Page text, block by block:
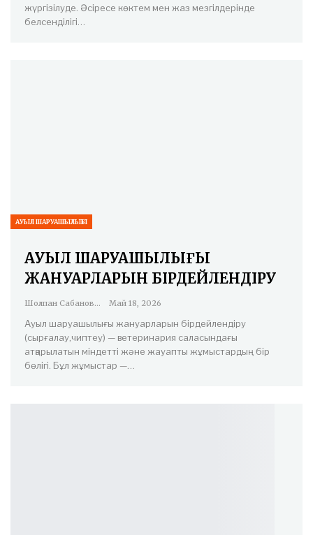
жүргізілуде. Әсіресе көктем мен жаз мезгілдерінде
белсенділігі…
АУЫЛ ШАРУАШЫЛЫҒЫ
АУЫЛ ШАРУАШЫЛЫҒЫ
ЖАНУАРЛАРЫН БІРДЕЙЛЕНДІРУ
Шолпан Сабанова Май 18, 2026
Ауыл шаруашылығы жануарларын бірдейлендіру
(сырғалау,чиптеу) — ветеринария саласындағы
атқарылатын міндетті және жауапты жұмыстардың бір
бөлігі. Бұл жұмыстар —…